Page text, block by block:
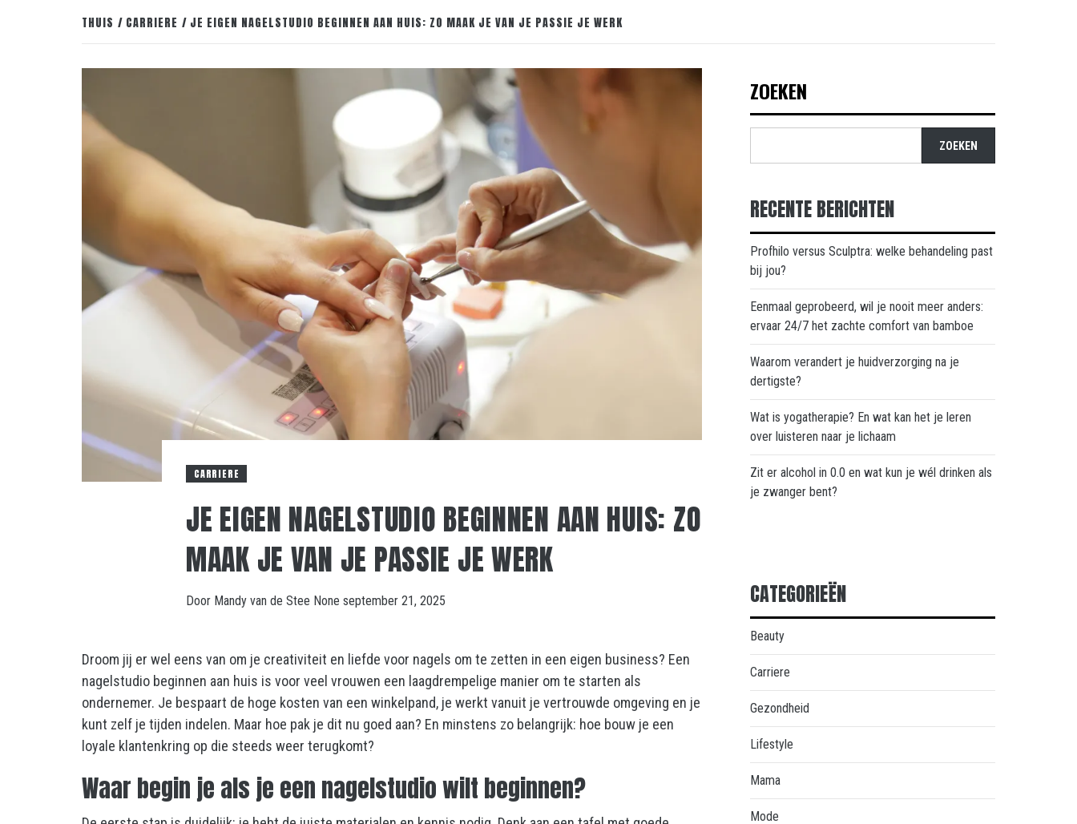
THUIS CARRIERE JE EIGEN NAGELSTUDIO BEGINNEN AAN HUIS: ZO MAAK JE VAN JE PASSIE JE WERK
CARRIERE
JE EIGEN NAGELSTUDIO BEGINNEN AAN HUIS: ZO
MAAK JE VAN JE PASSIE JE WERK
Door Mandy van de Stee None september 21, 2025
Droom jij er wel eens van om je creativiteit en liefde voor nagels om te zetten in een eigen business? Een
nagelstudio beginnen aan huis is voor veel vrouwen een laagdrempelige manier om te starten als
ondernemer. Je bespaart de hoge kosten van een winkelpand, je werkt vanuit je vertrouwde omgeving en je
kunt zelf je tijden indelen. Maar hoe pak je dit nu goed aan? En minstens zo belangrijk: hoe bouw je een
loyale klantenkring op die steeds weer terugkomt?
Waar begin je als je een nagelstudio wilt beginnen?
ZOEKEN
ZOEKEN
RECENTE BERICHTEN
Profhilo versus Sculptra: welke behandeling past
bij jou?
Eenmaal geprobeerd, wil je nooit meer anders:
ervaar 24/7 het zachte comfort van bamboe
Waarom verandert je huidverzorging na je
dertigste?
Wat is yogatherapie? En wat kan het je leren
over luisteren naar je lichaam
Zit er alcohol in 0.0 en wat kun je wél drinken als
je zwanger bent?
CATEGORIEËN
Beauty
Carriere
Gezondheid
Lifestyle
Mama
Mode